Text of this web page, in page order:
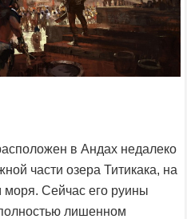
в Андах недалеко
части озера Титикака, на
Сейчас его руины
лишенном